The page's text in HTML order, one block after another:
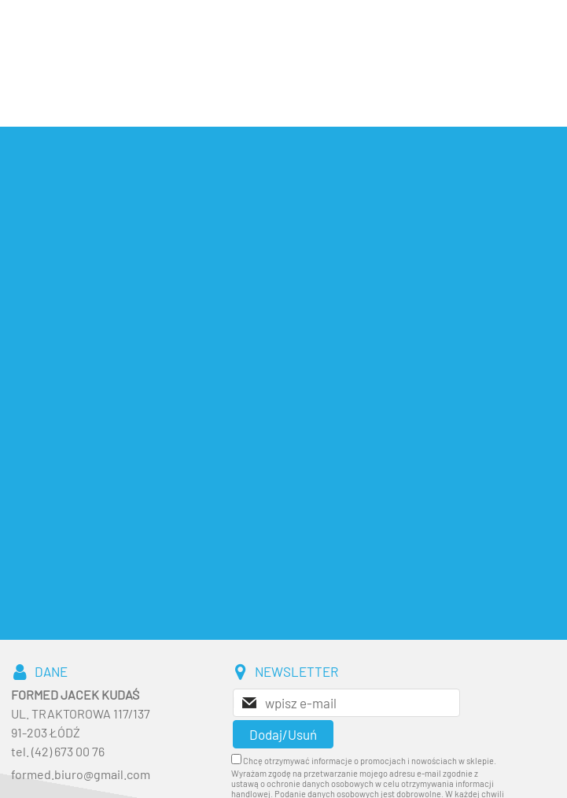
DANE
FORMED JACEK KUDAŚ
UL. TRAKTOROWA 117/137
91-203 ŁÓDŹ
tel. (42) 673 00 76
formed.biuro@gmail.com
NEWSLETTER
Chcę otrzymywać informacje o promocjach i nowościach w sklepie.
Wyrażam zgodę na przetwarzanie mojego adresu e-mail zgodnie z
ustawą o ochronie danych osobowych w celu otrzymywania informacji
handlowej. Podanie danych osobowych jest dobrowolne. W każdej chwili